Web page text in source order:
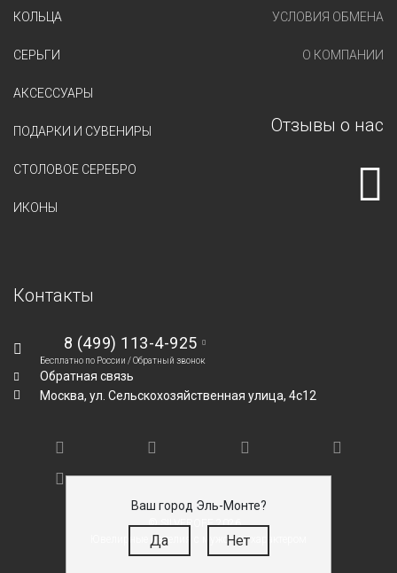
Ваш город Эль-Монте?
Да Нет
КОЛЬЦА
СЕРЬГИ
АКСЕССУАРЫ
ПОДАРКИ И СУВЕНИРЫ
СТОЛОВОЕ СЕРЕБРО
ИКОНЫ
УСЛОВИЯ ОБМЕНА
О КОМПАНИИ
Отзывы о нас
Контакты
8 (499) 113-4-925
Бесплатно по России /Обратный звонок
Обратная связь
Москва, ул. Сельскохозяйственная улица, 4с12
© SILVEROFF 2026
Ювелирные изделия с мужским характером